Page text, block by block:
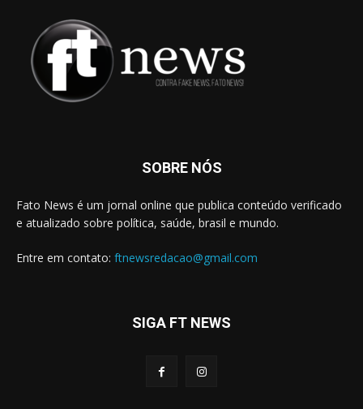
SOBRE NÓS
Fato News é um jornal online que publica conteúdo verificado
e atualizado sobre política, saúde, brasil e mundo.
Entre em contato: ftnewsredacao@gmail.com
SIGA FT NEWS